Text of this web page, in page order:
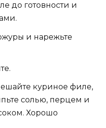
до готовности и
и нарежьте
куриное филе,
солью, перцем и
Хорошо